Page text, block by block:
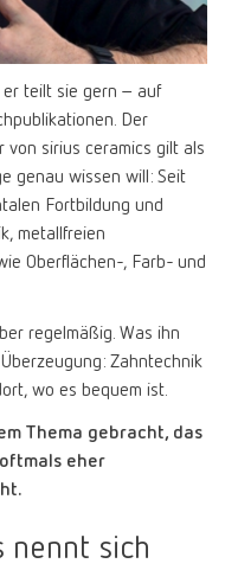
teilt sie gern – auf
Der
von sirius ceramics gilt als
genau wissen will: Seit
Fortbildung und
metallfreien
Oberflächen-, Farb- und
regelmäßig. Was ihn
Zahntechnik
wo es bequem ist.
Thema gebracht, das
eher
nennt sich